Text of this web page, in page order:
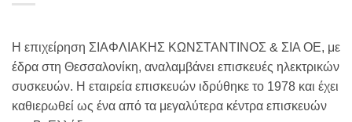
Η επιχείρηση ΣΙΑΦΛΙΑΚΗΣ ΚΩΝΣΤΑΝΤΙΝΟΣ & ΣΙΑ ΟΕ, με
έδρα στη Θεσσαλονίκη, αναλαμβάνει επισκευές ηλεκτρικών
συσκευών. Η εταιρεία επισκευών ιδρύθηκε το 1978 και έχει
καθιερωθεί ως ένα από τα μεγαλύτερα κέντρα επισκευών